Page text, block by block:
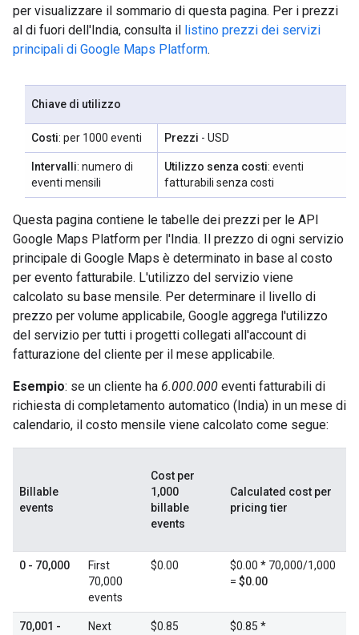
per visualizzare il sommario di questa pagina. Per i prezzi
al di fuori dell'India, consulta il listino prezzi dei servizi
principali di Google Maps Platform.
Chiave di utilizzo
Costi: per 1000 eventi Prezzi - USD
Intervalli: numero di
eventi mensili
Utilizzo senza costi: eventi
fatturabili senza costi
Questa pagina contiene le tabelle dei prezzi per le API
Google Maps Platform per l'India. Il prezzo di ogni servizio
principale di Google Maps è determinato in base al costo
per evento fatturabile. L'utilizzo del servizio viene
calcolato su base mensile. Per determinare il livello di
prezzo per volume applicabile, Google aggrega l'utilizzo
del servizio per tutti i progetti collegati all'account di
fatturazione del cliente per il mese applicabile.
Esempio: se un cliente ha 6.000.000 eventi fatturabili di
richiesta di completamento automatico (India) in un mese di
calendario, il costo mensile viene calcolato come segue:
Billable
events
Cost per
1,000
billable
events
Calculated cost per
pricing tier
0 - 70,000
First
70,000
events
$0.00
$0.00 * 70,000/1,000
= $0.00
70,001 -
Next
$0.85
$0.85 *